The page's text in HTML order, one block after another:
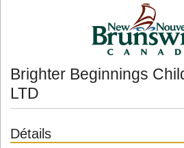
Brighter Beginnings
LTD
Détails